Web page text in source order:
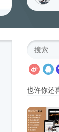
也许你还